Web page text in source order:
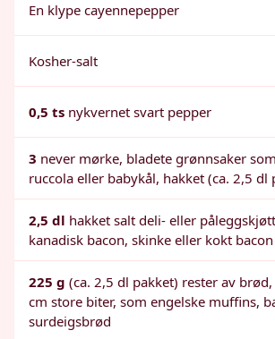
En klype cayennepepper
Kosher-salt
0,5 ts nykvernet svart pepper
3 never mørke, bladete grønnsaker
ruccola eller babykål, hakket (ca. 2,5 dl
2,5 dl hakket salt deli- eller
kanadisk bacon, skinke eller kokt bacon
225 g (ca. 2,5 dl pakket) rester av
cm store biter, som engelske muffins,
surdeigsbrød